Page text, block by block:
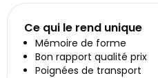
Ce qui le rend unique
Mémoire de forme
Bon rapport qualité prix
Poignées de transport